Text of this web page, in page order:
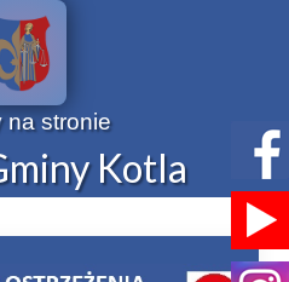
na stronie
Kotla